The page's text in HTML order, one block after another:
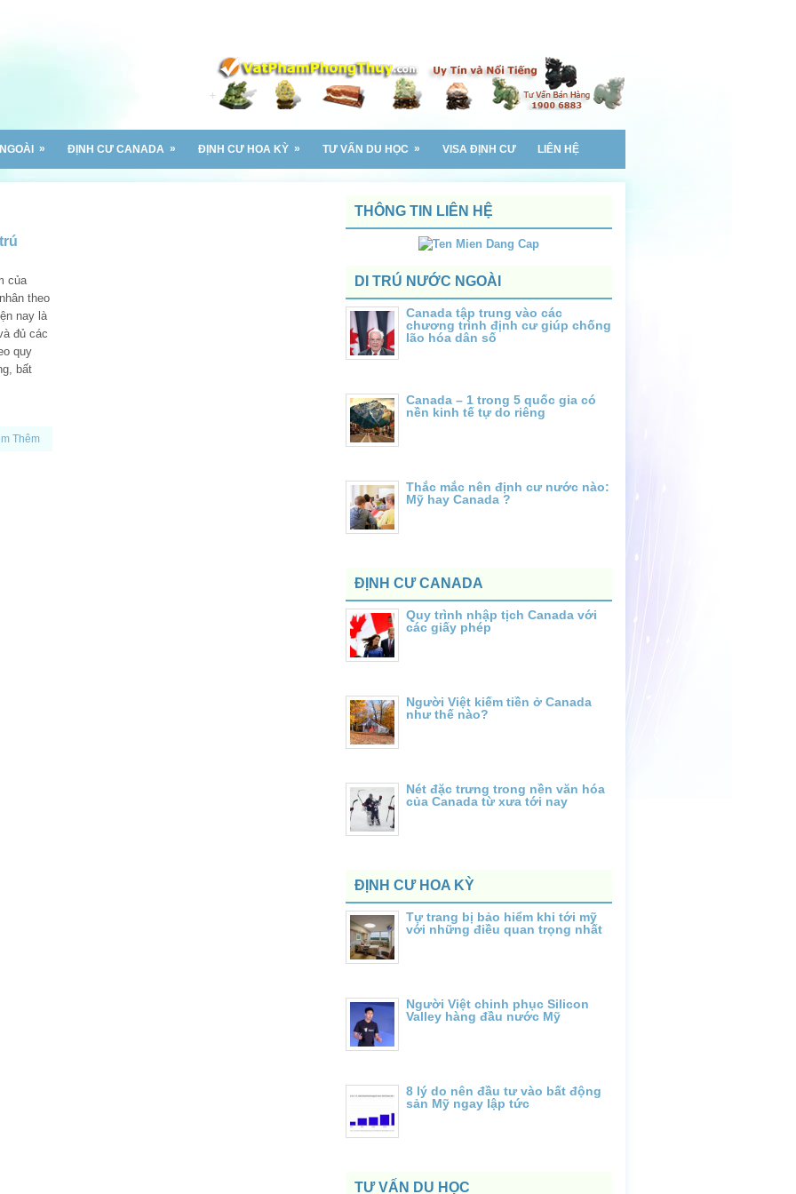
» ĐỊNH CƯ CANADA » ĐỊNH CƯ HOA KỲ » TƯ VẤN DU HỌC » VISA ĐỊNH CƯ LIÊN HỆ
của
theo
nay là
đủ các
quy
bất
Thêm
THÔNG TIN LIÊN HỆ
DI TRÚ NƯỚC NGOÀI
Canada tập trung vào các
chương trình định cư giúp chống
lão hóa dân số
Canada – 1 trong 5 quốc gia có
nền kinh tế tự do riêng
Thắc mắc nên định cư nước nào:
Mỹ hay Canada ?
ĐỊNH CƯ CANADA
Quy trình nhập tịch Canada với
các giấy phép
Người Việt kiếm tiền ở Canada
như thế nào?
Nét đặc trưng trong nền văn hóa
của Canada từ xưa tới nay
ĐỊNH CƯ HOA KỲ
Tự trang bị bảo hiểm khi tới mỹ
với những điều quan trọng nhất
Người Việt chinh phục Silicon
Valley hàng đầu nước Mỹ
8 lý do nên đầu tư vào bất động
sản Mỹ ngay lập tức
TƯ VẤN DU HỌC